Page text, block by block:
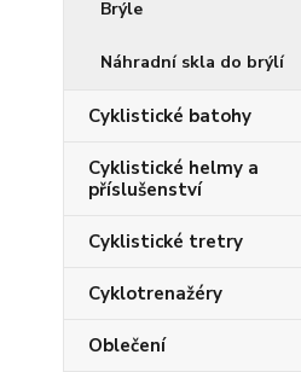
Brýle
Náhradní skla do brýlí
Cyklistické batohy
Cyklistické helmy a
příslušenství
Cyklistické tretry
Cyklotrenažéry
Oblečení